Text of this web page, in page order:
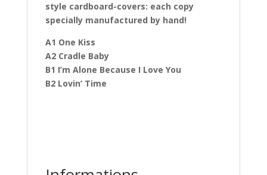
style cardboard-covers: each copy
specially manufactured by hand!
A1 One Kiss
A2 Cradle Baby
B1 I’m Alone Because I Love You
B2 Lovin’ Time